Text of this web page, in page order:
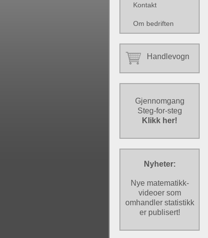
Kontakt
Om bedriften
Handlevogn
Gjennomgang
Steg-for-steg
Klikk her!
Nyheter:
Nye matematikk-
videoer som
omhandler statistikk
er publisert!